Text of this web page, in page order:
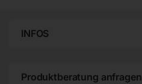
INFOS
Produktberatung anfragen